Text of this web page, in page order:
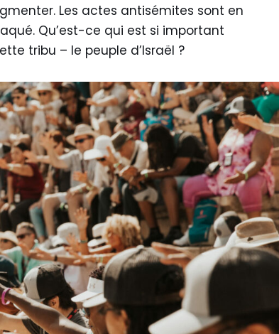
Les actes antisémites sont en
Qu’est-ce qui est si important
tribu – le peuple d’Israël ?